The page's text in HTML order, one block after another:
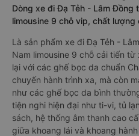
Dòng xe đi Đạ Tẻh - Lâm Đồng
limousine 9 chỗ vip, chất lượng
Là sản phẩm xe đi Đạ Tẻh -
Nam limousine 9 chỗ cải tiến
lại với các ghế bọc da chuẩn
chuyến hành trình xa, mà còn
như các ghế bọc da bình
tiện nghi hiện đại như ti-vi, tủ
sách, hệ thống âm thanh cao
giữa khoang lái và khoang